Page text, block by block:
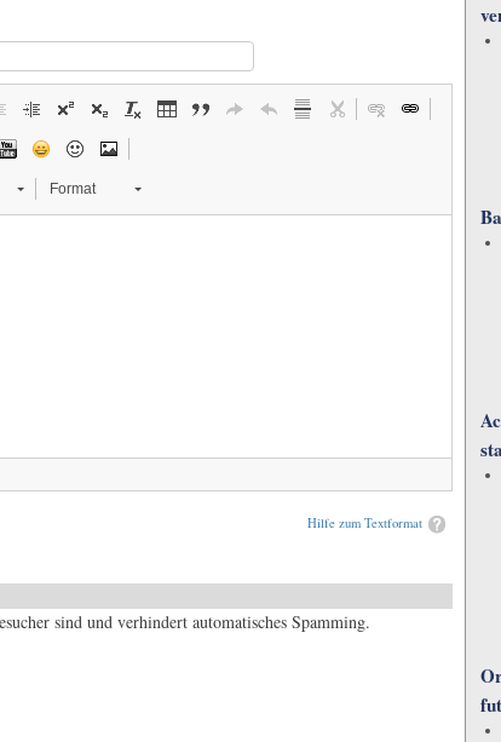
Format
Hilfe zum Textformat
sind und verhindert automatisches Spamming.